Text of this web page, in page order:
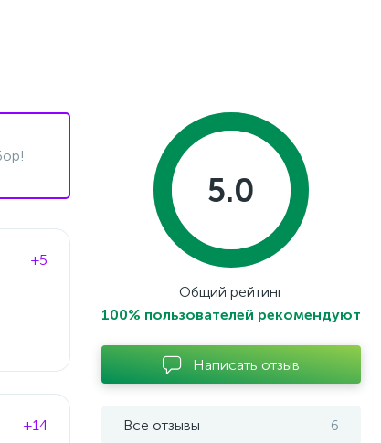
+5
+14
5.0
Общий рейтинг
100% пользователей рекомендуют
Написать отзыв
Все отзывы 6